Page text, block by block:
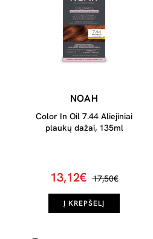
NOAH
Color In Oil 7.44 Aliejiniai
plaukų dažai, 135ml
13,12€ 17,50€
Į KREPŠELĮ